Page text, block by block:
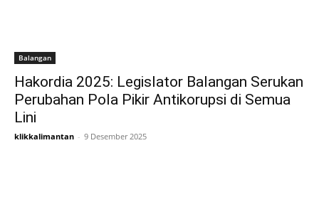
Balangan
Hakordia 2025: Legislator Balangan Serukan
Perubahan Pola Pikir Antikorupsi di Semua
Lini
klikkalimantan - 9 Desember 2025